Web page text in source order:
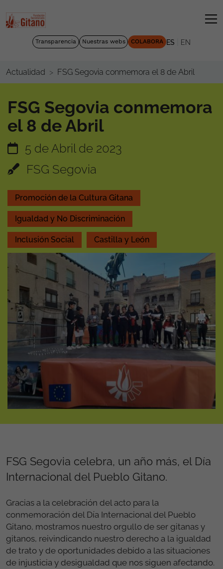
Transparencia Nuestras webs COLABORA ES EN
Actualidad FSG Segovia conmemora el 8 de Abril
FSG Segovia conmemora
el 8 de Abril
5 de Abril de 2023
FSG Segovia
Promoción de la Cultura Gitana
Igualdad y No Discriminación
Inclusión Social Castilla y León
FSG Segovia celebra, un año más, el Día
Internacional del Pueblo Gitano.
Gracias a la celebración del acto para la
conmemoración del Día Internacional del Pueblo
Gitano, mostramos nuestro orgullo de ser gitanas y
gitanos, reivindicando nuestro derecho a la igualdad
de trato y de oportunidades debido a las situaciones
de injusticia y desigualdad que nos siguen afectando.